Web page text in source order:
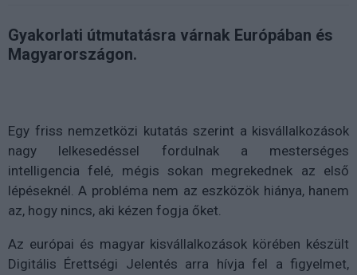
Gyakorlati útmutatásra várnak Európában és
Magyarországon.
Egy friss nemzetközi kutatás szerint a kisvállalkozások
nagy lelkesedéssel fordulnak a mesterséges
intelligencia felé, mégis sokan megrekednek az első
lépéseknél. A probléma nem az eszközök hiánya, hanem
az, hogy nincs, aki kézen fogja őket.
Az európai és magyar kisvállalkozások körében készült
Digitális Érettségi Jelentés arra hívja fel a figyelmet,